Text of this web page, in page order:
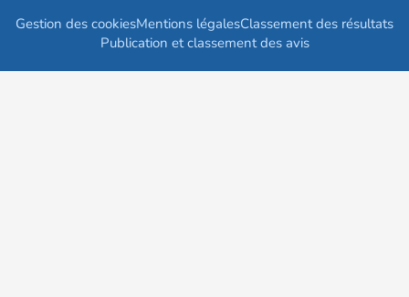
Gestion des cookiesMentions légalesClassement des résultats
Publication et classement des avis